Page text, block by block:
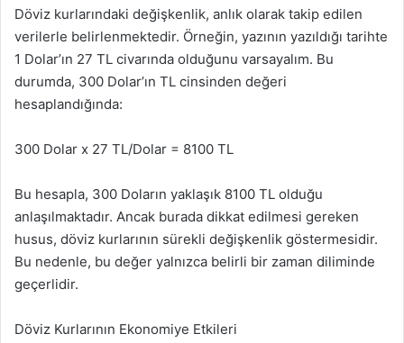
Döviz kurlarındaki değişkenlik, anlık olarak takip edilen
verilerle belirlenmektedir. Örneğin, yazının yazıldığı tarihte
1 Dolar’ın 27 TL civarında olduğunu varsayalım. Bu
durumda, 300 Dolar’ın TL cinsinden değeri
hesaplandığında:
300 Dolar x 27 TL/Dolar = 8100 TL
Bu hesapla, 300 Doların yaklaşık 8100 TL olduğu
anlaşılmaktadır. Ancak burada dikkat edilmesi gereken
husus, döviz kurlarının sürekli değişkenlik göstermesidir.
Bu nedenle, bu değer yalnızca belirli bir zaman diliminde
geçerlidir.
Döviz Kurlarının Ekonomiye Etkileri